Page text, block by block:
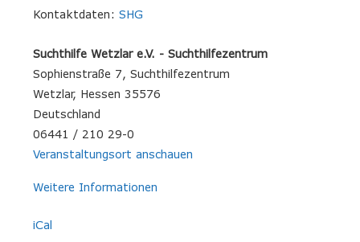
Kontaktdaten: SHG
Suchthilfe Wetzlar e.V. - Suchthilfezentrum
Sophienstraße 7
Suchthilfezentrum
Wetzlar, Hessen 35576
Deutschland
06441 / 210 29-0
Veranstaltungsort anschauen
Weitere Informationen
iCal